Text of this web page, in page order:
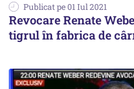
Publicat pe 01 Iul 2021
Revocare Renate
tigrul în fabrica de